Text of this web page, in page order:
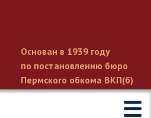
Основан в 1939 году
по постановлению бюро
Пермского обкома ВКП(б)